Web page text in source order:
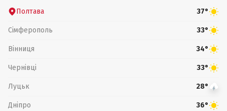
Полтава 37°
Сімферополь 33°
Вінниця 34°
Чернівці 33°
Луцьк 28°
Дніпро 36°